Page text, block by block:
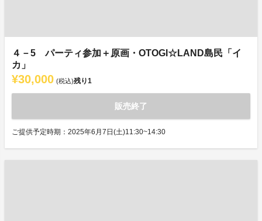
４－5 パーティ参加＋原画・OTOGI☆LAND島民「イ
カ」
¥30,000 (税込)残り1
販売終了
ご提供予定時期：2025年6月7日(土)11:30~14:30